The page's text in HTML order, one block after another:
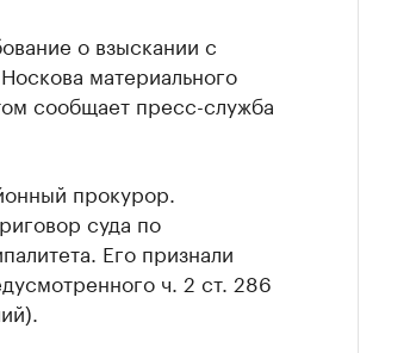
о взыскании с
материального
сообщает пресс-служба
прокурор.
суда по
Его признали
ч. 2 ст. 286